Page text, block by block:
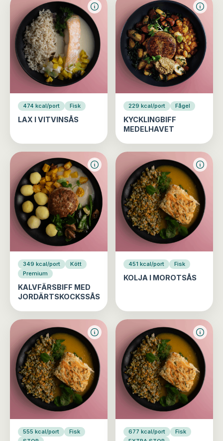
474 kcal/port Fisk
LAX I VITVINSÅS
229 kcal/port Fågel
KYCKLINGBIFF
MEDELHAVET
349 kcal/port
Kött
Premium
KALVFÄRSBIFF MED
JORDÄRTSKOCKSSÅS
451 kcal/port Fisk
KOLJA I MOROTSÅS
555 kcal/port
Fisk
677 kcal/port
Fisk